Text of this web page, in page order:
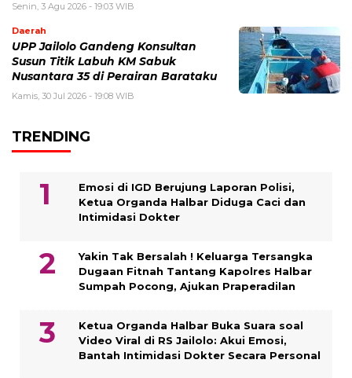
Senin, 3 Agu 2026 - 19:03 WIB
Daerah
UPP Jailolo Gandeng Konsultan
Susun Titik Labuh KM Sabuk
Nusantara 35 di Perairan Barataku
Kamis, 30 Jul 2026 - 19:08 WIB
TRENDING
Emosi di IGD Berujung Laporan Polisi,
Ketua Organda Halbar Diduga Caci dan
Intimidasi Dokter
Yakin Tak Bersalah ! Keluarga Tersangka
Dugaan Fitnah Tantang Kapolres Halbar
Sumpah Pocong, Ajukan Praperadilan
Ketua Organda Halbar Buka Suara soal
Video Viral di RS Jailolo: Akui Emosi,
Bantah Intimidasi Dokter Secara Personal